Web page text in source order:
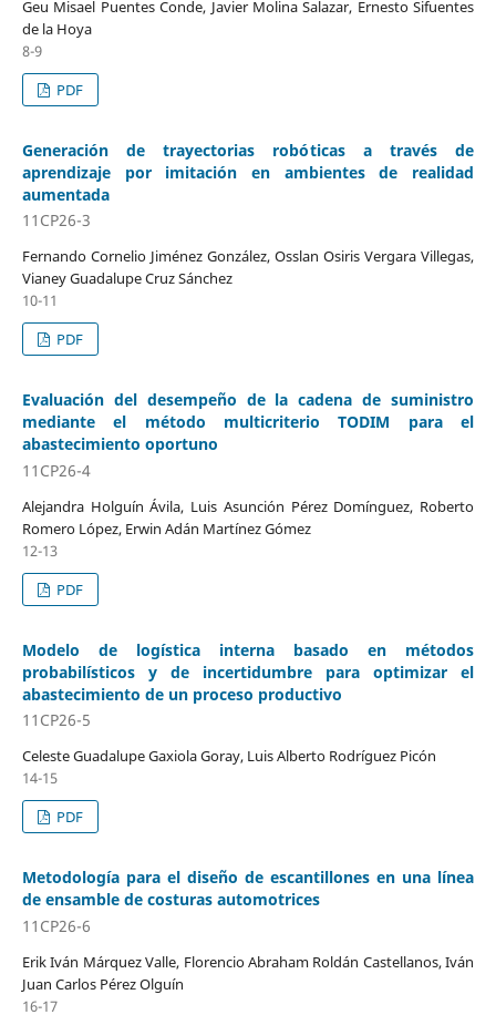
Geu Misael Puentes Conde, Javier Molina Salazar, Ernesto Sifuentes
de la Hoya
8-9
PDF
Generación de trayectorias robóticas a través de
aprendizaje por imitación en ambientes de realidad
aumentada
11CP26-3
Fernando Cornelio Jiménez González, Osslan Osiris Vergara Villegas,
Vianey Guadalupe Cruz Sánchez
10-11
PDF
Evaluación del desempeño de la cadena de suministro
mediante el método multicriterio TODIM para el
abastecimiento oportuno
11CP26-4
Alejandra Holguín Ávila, Luis Asunción Pérez Domínguez, Roberto
Romero López, Erwin Adán Martínez Gómez
12-13
PDF
Modelo de logística interna basado en métodos
probabilísticos y de incertidumbre para optimizar el
abastecimiento de un proceso productivo
11CP26-5
Celeste Guadalupe Gaxiola Goray, Luis Alberto Rodríguez Picón
14-15
PDF
Metodología para el diseño de escantillones en una línea
de ensamble de costuras automotrices
11CP26-6
Erik Iván Márquez Valle, Florencio Abraham Roldán Castellanos, Iván
Juan Carlos Pérez Olguín
16-17